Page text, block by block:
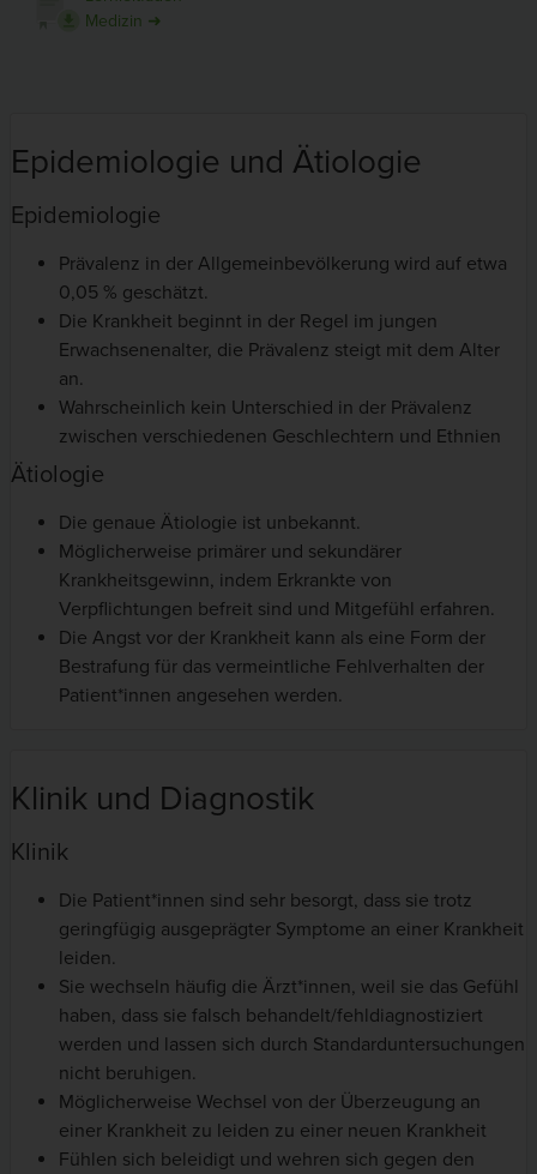
Medizin ➜
Epidemiologie und Ätiologie
Epidemiologie
Prävalenz in der Allgemeinbevölkerung wird auf etwa
0,05 % geschätzt.
Die Krankheit beginnt in der Regel im jungen
Erwachsenenalter, die Prävalenz steigt mit dem Alter
an.
Wahrscheinlich kein Unterschied in der Prävalenz
zwischen verschiedenen Geschlechtern und Ethnien
Ätiologie
Die genaue Ätiologie ist unbekannt.
Möglicherweise primärer und sekundärer
Krankheitsgewinn, indem Erkrankte von
Verpflichtungen befreit sind und Mitgefühl erfahren.
Die Angst vor der Krankheit kann als eine Form der
Bestrafung für das vermeintliche Fehlverhalten der
Patient*innen angesehen werden.
Klinik und Diagnostik
Klinik
Die Patient*innen sind sehr besorgt, dass sie trotz
geringfügig ausgeprägter Symptome an einer Krankheit
leiden.
Sie wechseln häufig die Ärzt*innen, weil sie das Gefühl
haben, dass sie falsch behandelt/fehldiagnostiziert
werden und lassen sich durch Standarduntersuchungen
nicht beruhigen.
Möglicherweise Wechsel von der Überzeugung an
einer Krankheit zu leiden zu einer neuen Krankheit
Fühlen sich beleidigt und wehren sich gegen den